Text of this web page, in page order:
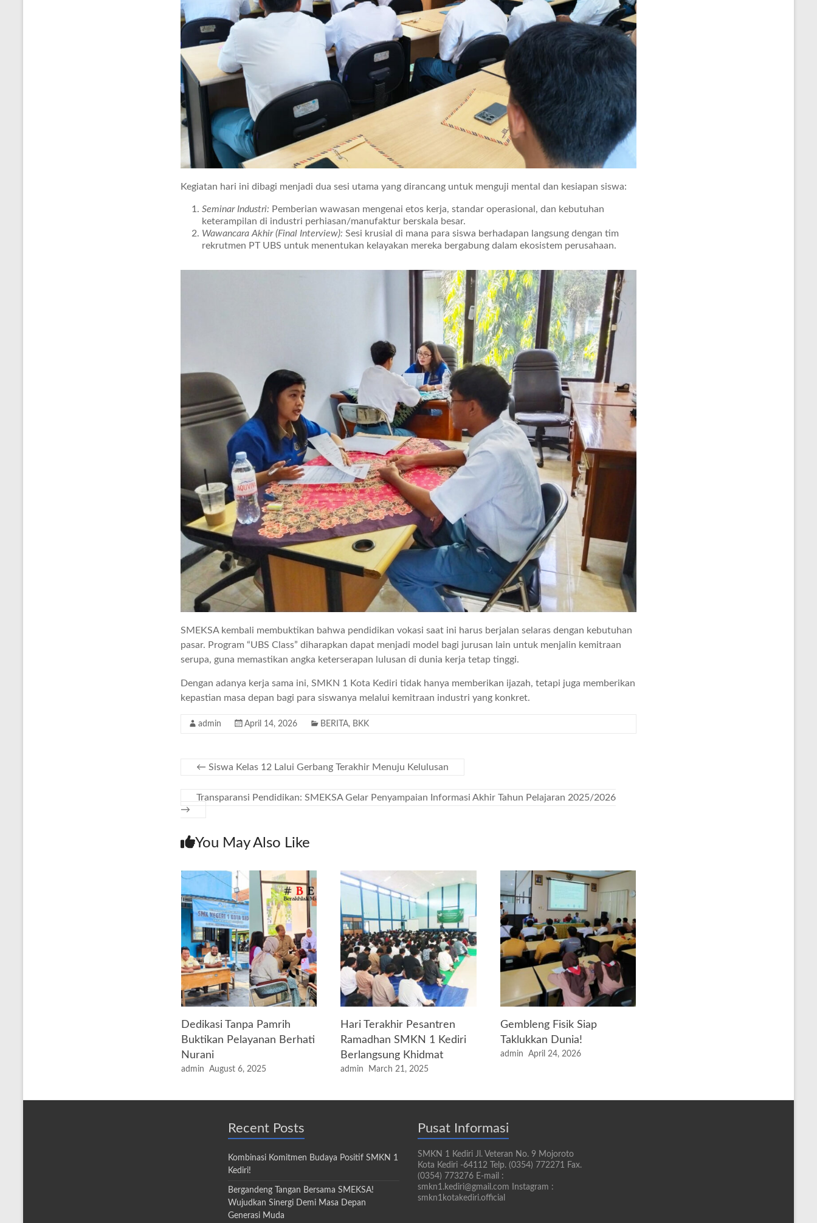
Kegiatan hari ini dibagi menjadi dua sesi utama yang dirancang untuk menguji mental dan kesiapan siswa:
Seminar Industri: Pemberian wawasan mengenai etos kerja, standar operasional, dan kebutuhan
keterampilan di industri perhiasan/manufaktur berskala besar.
Wawancara Akhir (Final Interview): Sesi krusial di mana para siswa berhadapan langsung dengan tim
rekrutmen PT UBS untuk menentukan kelayakan mereka bergabung dalam ekosistem perusahaan.
SMEKSA kembali membuktikan bahwa pendidikan vokasi saat ini harus berjalan selaras dengan kebutuhan
pasar. Program “UBS Class” diharapkan dapat menjadi model bagi jurusan lain untuk menjalin kemitraan
serupa, guna memastikan angka keterserapan lulusan di dunia kerja tetap tinggi.
Dengan adanya kerja sama ini, SMKN 1 Kota Kediri tidak hanya memberikan ijazah, tetapi juga memberikan
kepastian masa depan bagi para siswanya melalui kemitraan industri yang konkret.
admin April 14, 2026 BERITA, BKK
← Siswa Kelas 12 Lalui Gerbang Terakhir Menuju Kelulusan
Transparansi Pendidikan: SMEKSA Gelar Penyampaian Informasi Akhir Tahun Pelajaran 2025/2026
→
You May Also Like
Dedikasi Tanpa Pamrih
Buktikan Pelayanan Berhati
Nurani
admin August 6, 2025
Hari Terakhir Pesantren
Ramadhan SMKN 1 Kediri
Berlangsung Khidmat
admin March 21, 2025
Gembleng Fisik Siap
Taklukkan Dunia!
admin April 24, 2026
Recent Posts
Kombinasi Komitmen Budaya Positif SMKN 1
Kediri!
Bergandeng Tangan Bersama SMEKSA!
Wujudkan Sinergi Demi Masa Depan
Generasi Muda
Pusat Informasi
SMKN 1 Kediri Jl. Veteran No. 9 Mojoroto
Kota Kediri -64112 Telp. (0354) 772271 Fax.
(0354) 773276 E-mail :
smkn1.kediri@gmail.com Instagram :
smkn1kotakediri.official